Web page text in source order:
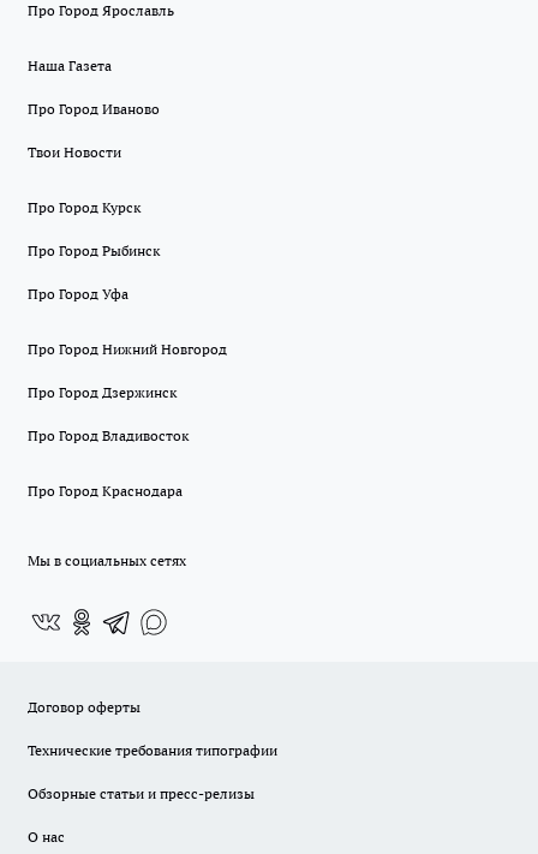
Про Город Ярославль
Наша Газета
Про Город Иваново
Твои Новости
Про Город Курск
Про Город Рыбинск
Про Город Уфа
Про Город Нижний Новгород
Про Город Дзержинск
Про Город Владивосток
Про Город Краснодара
Мы в социальных сетях
Договор оферты
Технические требования типографии
Обзорные статьи и пресс-релизы
О нас